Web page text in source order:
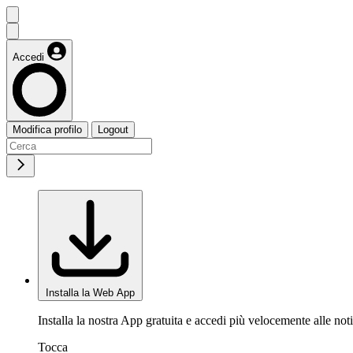
Accedi
Modifica profilo Logout
Installa la Web App
Installa la nostra App gratuita e accedi più velocemente alle
Tocca